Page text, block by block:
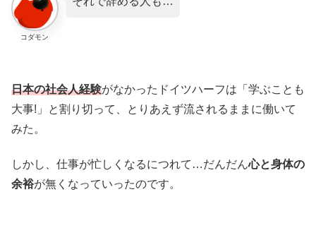
コダモン
日本の社会人経験がなかったドイツハーフは「学ぶことも
大事!」と割り切って、とりあえず流されるままに働いて
みた。
しかし、仕事が忙しくなるにつれて…だんだん心と身体の
余裕が無くなっていったのです。